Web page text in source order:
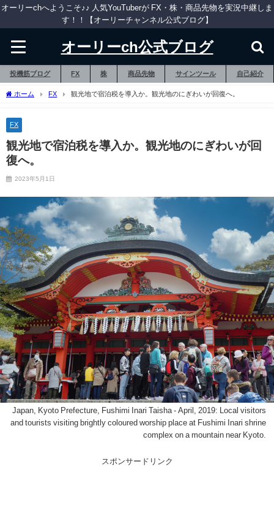
オーリーchへようこそ♪♪ 人気YouTuberが FX・株・商品先物を実況中継しま
す！！【オーリーチャンネル公式ブログ】
オーリーch公式ブログ
投機筋ブログ FX 株 商品先物 サインツール 自己紹介
ホーム FX 観光地で宿泊税を導入か。観光地のにぎわいが回復へ。
FX
観光地で宿泊税を導入か。観光地のにぎわいが回
復へ。
2023年5月1日
Japan, Kyoto Prefecture, Fushimi Inari Taisha - April, 2019: Local visitors
and tourists visiting brightly coloured worship place at Fushimi Inari shrine
complex on a mountain near Kyoto.
スポンサードリンク